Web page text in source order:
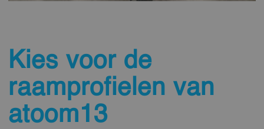
Kies voor de
raamprofielen van
atoom13